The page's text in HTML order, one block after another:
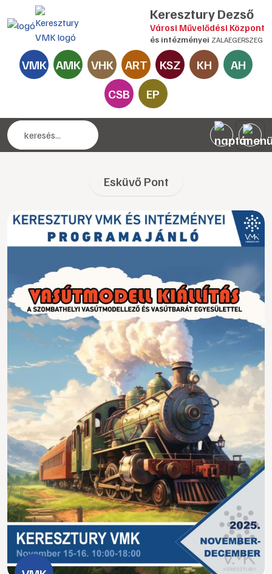
Keresztury Dezső
Városi Művelődési Központ
és intézményei ZALAEGERSZEG
VMK AMK VHK ART KSZ KH
AH
CSB
EP
Esküvő Pont